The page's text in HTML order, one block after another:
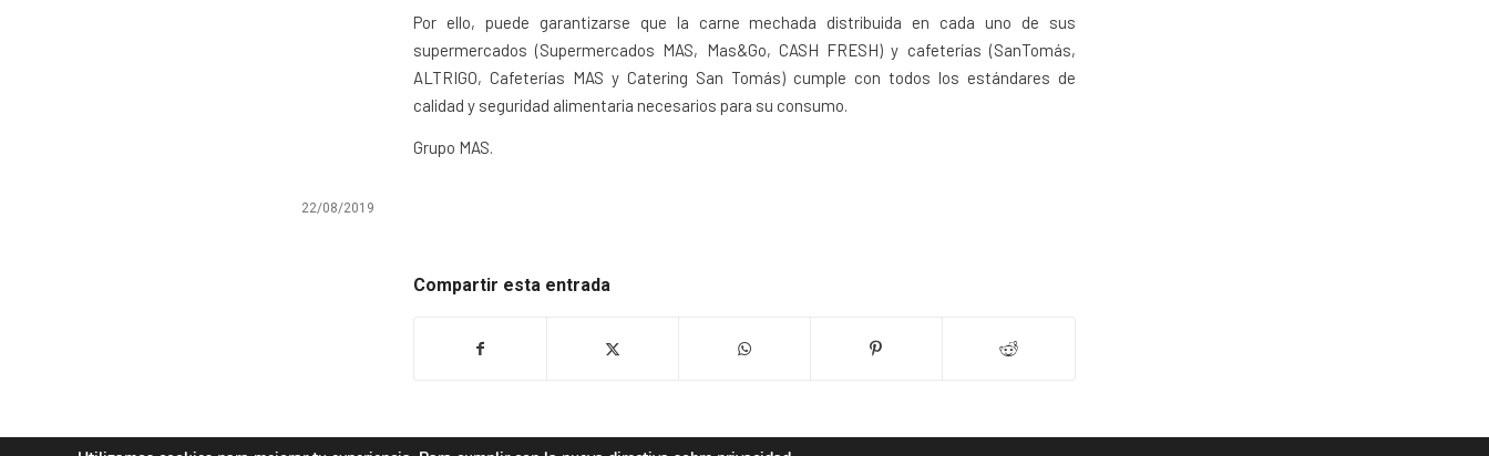
Por ello, puede garantizarse que la carne mechada distribuida en cada uno de sus
supermercados (Supermercados MAS, Mas&Go, CASH FRESH) y cafeterías (SanTomás,
ALTRIGO, Cafeterías MAS y Catering San Tomás) cumple con todos los estándares de
calidad y seguridad alimentaria necesarios para su consumo.
Grupo MAS.
22/08/2019
Compartir esta entrada